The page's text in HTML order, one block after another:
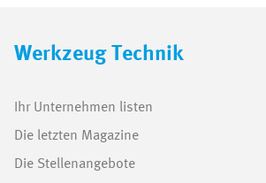
Werkzeug Technik
Ihr Unternehmen listen
Die letzten Magazine
Die Stellenangebote